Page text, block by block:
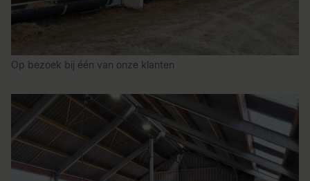
Op bezoek bij één van onze klanten